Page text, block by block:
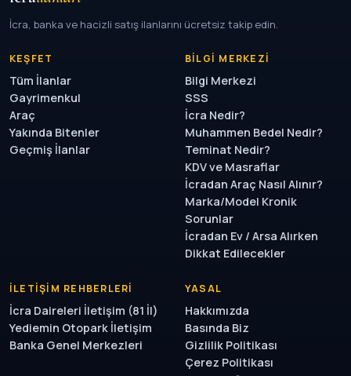
İcra, banka ve hacizli satış ilanlarını ücretsiz takip edin.
KEŞFET
Tüm İlanlar
Gayrimenkul
Araç
Yakında Bitenler
Geçmiş İlanlar
BILGI MERKEZI
Bilgi Merkezi
SSS
İcra Nedir?
Muhammen Bedel Nedir?
Teminat Nedir?
KDV ve Masraflar
İcradan Araç Nasıl Alınır?
Marka/Model Kronik
Sorunlar
İcradan Ev / Arsa Alırken
Dikkat Edilecekler
İLETIŞIM REHBERLERI
İcra Daireleri İletişim (81 İl)
Yediemin Otopark İletişim
Banka Genel Merkezleri
YASAL
Hakkımızda
Basında Biz
Gizlilik Politikası
Çerez Politikası